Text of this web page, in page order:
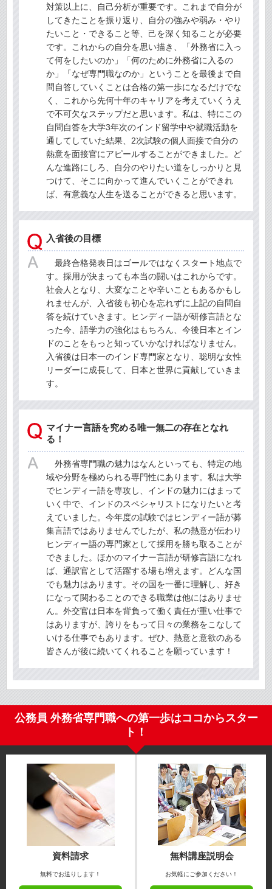
対策以上に、自己分析が重要です。これまで自分が
してきたことを振り返り、自分の強みや弱み・やり
たいこと・できること等、己を深く知ることが必要
です。これからの自分を思い描き、「外務省に入っ
て何をしたいのか」「何のために外務省に入るの
か」「なぜ専門職なのか」ということを最後まで自
問自答していくことは合格の第一歩になるだけでな
く、これから先何十年のキャリアを考えていくうえ
で不可欠なステップだと思います。私は、特にこの
自問自答を大学3年次のインド留学中や就職活動を
通してしていた結果、2次試験の個人面接で自分の
熱意を面接官にアピールすることができました。ど
んな進路にしろ、自分のやりたい道をしっかりと見
つけて、そこに向かって進んでいくことができれ
ば、有意義な人生を送ることができると思います。
入省後の目標
最終合格発表日はゴールではなくスタート地点で
す。採用が決まっても本当の闘いはこれからです。
社会人となり、大変なことや辛いこともあるかもし
れませんが、入省後も初心を忘れずに上記の自問自
答を続けていきます。ヒンディー語が研修言語とな
った今、語学力の強化はもちろん、今後日本とイン
ドのことをもっと知っていかなければなりません。
入省後は日本一のインド専門家となり、聡明な女性
リーダーに成長して、日本と世界に貢献していきま
す。
マイナー言語を究める唯一無二の存在となれ
る！
外務省専門職の魅力はなんといっても、特定の地
域や分野を極められる専門性にあります。私は大学
でヒンディー語を専攻し、インドの魅力にはまって
いく中で、インドのスペシャリストになりたいと考
えていました。今年度の試験ではヒンディー語が募
集言語ではありませんでしたが、私の熱意が伝わり
ヒンディー語の専門家として採用を勝ち取ることが
できました。ほかのマイナー言語が研修言語になれ
ば、通訳官として活躍する場も増えます。どんな国
でも魅力はあります。その国を一番に理解し、好き
になって関わることのできる職業は他にはありませ
ん。外交官は日本を背負って働く責任が重い仕事で
はありますが、誇りをもって日々の業務をこなして
いける仕事でもあります。ぜひ、熱意と意欲のある
皆さんが後に続いてくれることを願っています！
公務員 外務省専門職への第一歩はココからスター
ト！
資料請求
無料でお送りします！
無料講座説明会
お気軽にご参加ください！